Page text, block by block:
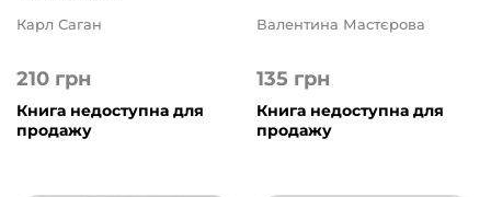
210 грн
Карл Саган
Книга недоступна для
продажу
135 грн
Валентина Мастєрова
Книга недоступна для
продажу